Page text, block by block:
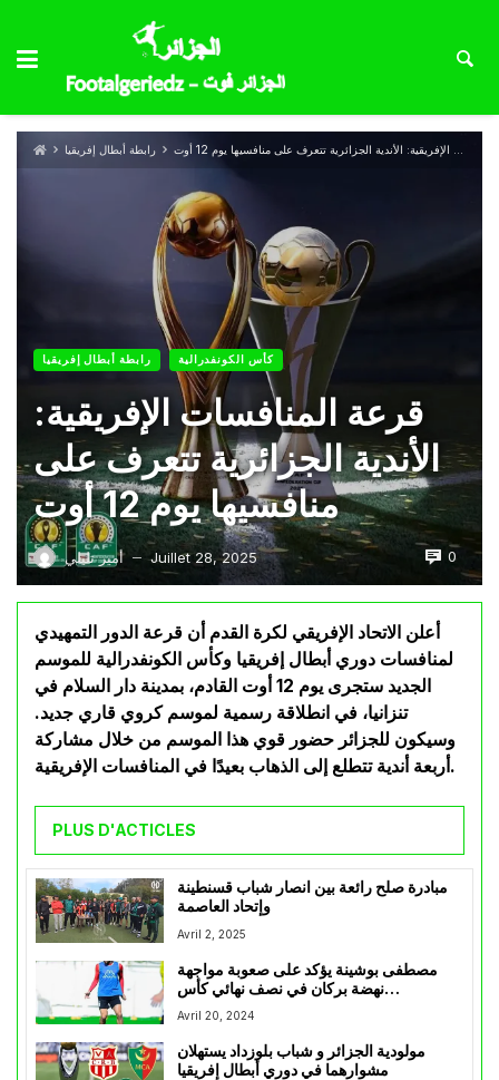
رابطة أبطال إفريقيا قرعة المنافسات الإفريقية: الأندية الجزائرية تتعرف على منافسيها يوم 12 أوت
رابطة أبطال إفريقيا كأس الكونفدرالية
قرعة المنافسات الإفريقية:
الأندية الجزائرية تتعرف على
منافسيها يوم 12 أوت
أمير تليلي — Juillet 28, 2025 0
أعلن الاتحاد الإفريقي لكرة القدم أن قرعة الدور التمهيدي
لمنافسات دوري أبطال إفريقيا وكأس الكونفدرالية للموسم
الجديد ستجرى يوم 12 أوت القادم، بمدينة دار السلام في
تنزانيا، في انطلاقة رسمية لموسم كروي قاري جديد.
وسيكون للجزائر حضور قوي هذا الموسم من خلال مشاركة
أربعة أندية تتطلع إلى الذهاب بعيدًا في المنافسات الإفريقية.
PLUS D'ACTICLES
مبادرة صلح رائعة بين انصار شباب قسنطينة
وإتحاد العاصمة
Avril 2, 2025
مصطفى بوشينة يؤكد على صعوبة مواجهة
نهضة بركان في نصف نهائي كأس
الكونفيدرالية
Avril 20, 2024
مولودية الجزائر و شباب بلوزداد يستهلان
مشوارهما في دوري أبطال إفريقيا